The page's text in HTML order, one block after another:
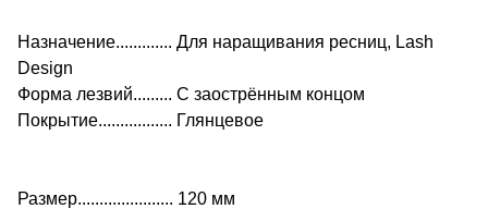
Назначение............. Для наращивания ресниц, Lash
Design
Форма лезвий......... С заострённым концом
Покрытие................. Глянцевое
Размер...................... 120 мм